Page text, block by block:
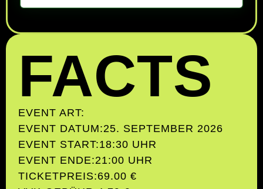
FACTS
EVENT ART:
EVENT DATUM:25. SEPTEMBER 2026
EVENT START:18:30 UHR
EVENT ENDE:21:00 UHR
TICKETPREIS:69.00 €